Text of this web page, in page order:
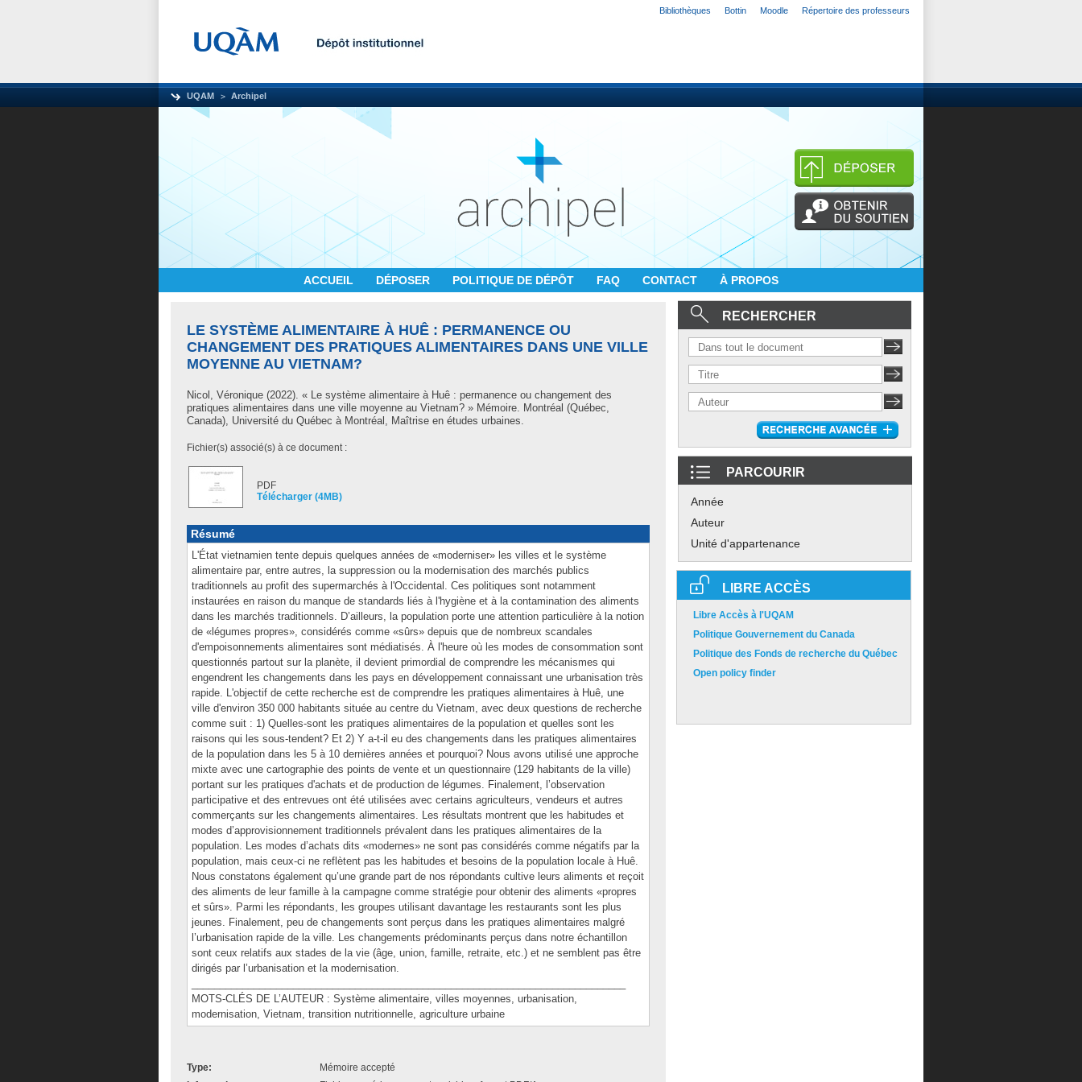
Bibliothèques Bottin Moodle Répertoire des professeurs
UQAM Archipel
ACCUEIL DÉPOSER POLITIQUE DE DÉPÔT FAQ CONTACT À PROPOS
LE SYSTÈME ALIMENTAIRE À HUÊ : PERMANENCE OU
CHANGEMENT DES PRATIQUES ALIMENTAIRES DANS UNE VILLE
MOYENNE AU VIETNAM?
Nicol, Véronique (2022). « Le système alimentaire à Huê : permanence ou changement des
pratiques alimentaires dans une ville moyenne au Vietnam? » Mémoire. Montréal (Québec,
Canada), Université du Québec à Montréal, Maîtrise en études urbaines.
Fichier(s) associé(s) à ce document :
PDF
Télécharger (4MB)
Résumé
L'État vietnamien tente depuis quelques années de «moderniser» les villes et le système
alimentaire par, entre autres, la suppression ou la modernisation des marchés publics
traditionnels au profit des supermarchés à l'Occidental. Ces politiques sont notamment
instaurées en raison du manque de standards liés à l'hygiène et à la contamination des aliments
dans les marchés traditionnels. D’ailleurs, la population porte une attention particulière à la notion
de «légumes propres», considérés comme «sûrs» depuis que de nombreux scandales
d'empoisonnements alimentaires sont médiatisés. À l'heure où les modes de consommation sont
questionnés partout sur la planète, il devient primordial de comprendre les mécanismes qui
engendrent les changements dans les pays en développement connaissant une urbanisation très
rapide. L'objectif de cette recherche est de comprendre les pratiques alimentaires à Huê, une
ville d'environ 350 000 habitants située au centre du Vietnam, avec deux questions de recherche
comme suit : 1) Quelles-sont les pratiques alimentaires de la population et quelles sont les
raisons qui les sous-tendent? Et 2) Y a-t-il eu des changements dans les pratiques alimentaires
de la population dans les 5 à 10 dernières années et pourquoi? Nous avons utilisé une approche
mixte avec une cartographie des points de vente et un questionnaire (129 habitants de la ville)
portant sur les pratiques d'achats et de production de légumes. Finalement, l’observation
participative et des entrevues ont été utilisées avec certains agriculteurs, vendeurs et autres
commerçants sur les changements alimentaires. Les résultats montrent que les habitudes et
modes d’approvisionnement traditionnels prévalent dans les pratiques alimentaires de la
population. Les modes d’achats dits «modernes» ne sont pas considérés comme négatifs par la
population, mais ceux-ci ne reflètent pas les habitudes et besoins de la population locale à Huê.
Nous constatons également qu’une grande part de nos répondants cultive leurs aliments et reçoit
des aliments de leur famille à la campagne comme stratégie pour obtenir des aliments «propres
et sûrs». Parmi les répondants, les groupes utilisant davantage les restaurants sont les plus
jeunes. Finalement, peu de changements sont perçus dans les pratiques alimentaires malgré
l’urbanisation rapide de la ville. Les changements prédominants perçus dans notre échantillon
sont ceux relatifs aux stades de la vie (âge, union, famille, retraite, etc.) et ne semblent pas être
dirigés par l’urbanisation et la modernisation.
MOTS-CLÉS DE L’AUTEUR : Système alimentaire, villes moyennes, urbanisation,
modernisation, Vietnam, transition nutritionnelle, agriculture urbaine
Type:
Mémoire accepté
RECHERCHER
PARCOURIR
Année
Auteur
Unité d'appartenance
LIBRE ACCÈS
Libre Accès à l'UQAM
Politique Gouvernement du Canada
Politique des Fonds de recherche du Québec
Open policy finder